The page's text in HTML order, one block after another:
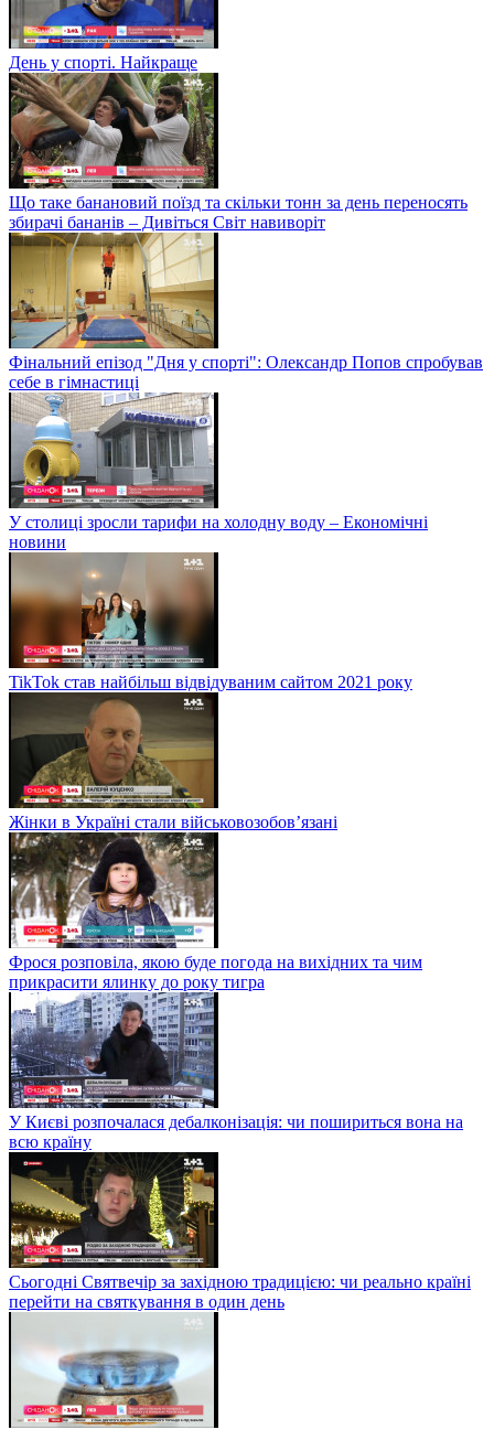
День у спорті. Найкраще
Що таке банановий поїзд та скільки тонн за день переносять
збирачі бананів – Дивіться Світ навиворіт
Фінальний епізод "Дня у спорті": Олександр Попов спробував
себе в гімнастиці
У столиці зросли тарифи на холодну воду – Економічні
новини
TikTok став найбільш відвідуваним сайтом 2021 року
Жінки в Україні стали військовозобов’язані
Фрося розповіла, якою буде погода на вихідних та чим
прикрасити ялинку до року тигра
У Києві розпочалася дебалконізація: чи пошириться вона на
всю країну
Сьогодні Святвечір за західною традицією: чи реально країні
перейти на святкування в один день